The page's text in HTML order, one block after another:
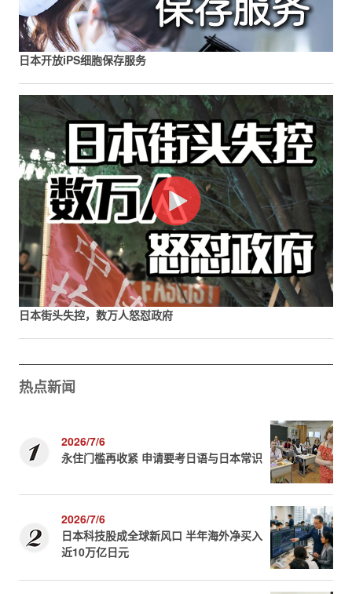
日本开放iPS细胞保存服务
日本街头失控，数万人怒怼政府
热点新闻
2026/7/6
永住门槛再收紧 申请要考日语与日本常识
2026/7/6
日本科技股成全球新风口 半年海外净买入
近10万亿日元